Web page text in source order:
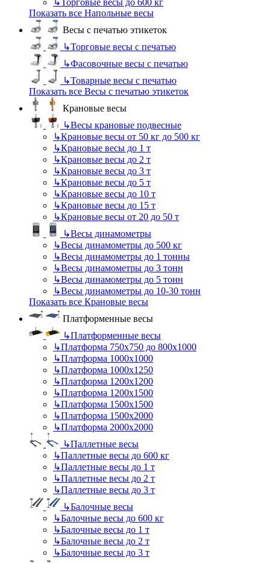
Показать все Напольные весы
Весы с печатью этикеток
↳Торговые весы с печатью
↳Фасовочные весы с печатью
↳Товарные весы с печатью
Показать все Весы с печатью этикеток
Крановые весы
↳Весы крановые подвесные
↳Крановые весы от 50 кг до 500 кг
↳Крановые весы до 1 т
↳Крановые весы до 2 т
↳Крановые весы до 3 т
↳Крановые весы до 5 т
↳Крановые весы до 10 т
↳Крановые весы до 15 т
↳Крановые весы от 20 до 50 т
↳Весы динамометры
↳Весы динамометры до 500 кг
↳Весы динамометры до 1 тонны
↳Весы динамометры до 3 тонн
↳Весы динамометры до 5 тонн
↳Весы динамометры до 10-30 тонн
Показать все Крановые весы
Платформенные весы
↳Платформенные весы
↳Платформа 750х750 до 800х1000
↳Платформа 1000х1000
↳Платформа 1000х1250
↳Платформа 1200х1200
↳Платформа 1200х1500
↳Платформа 1500х1500
↳Платформа 1500х2000
↳Платформа 2000х2000
↳Паллетные весы
↳Паллетные весы до 600 кг
↳Паллетные весы до 1 т
↳Паллетные весы до 2 т
↳Паллетные весы до 3 т
↳Балочные весы
↳Балочные весы до 600 кг
↳Балочные весы до 1 т
↳Балочные весы до 2 т
↳Балочные весы до 3 т